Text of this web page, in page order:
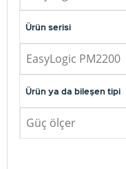
Ürün serisi
EasyLogic PM2200
Ürün ya da bileşen tipi
Güç ölçer